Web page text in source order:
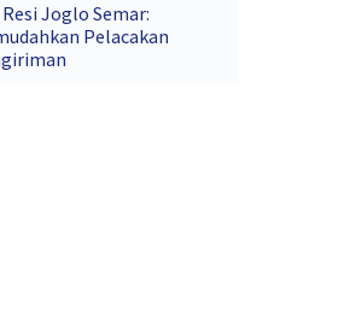
Resi Joglo Semar:
Pelacakan